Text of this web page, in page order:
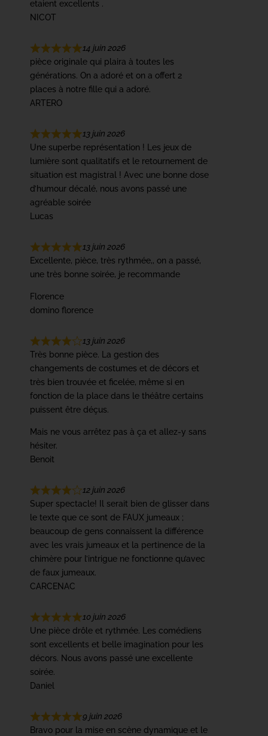
etaient excellents .
NICOT
14 juin 2026
pièce originale qui plaira à toutes les
générations. On a adoré et on a offert 2
places à notre fille qui a adoré.
ARTERO
13 juin 2026
Une superbe représentation ! Les jeux de
lumière sont qualitatifs et le retournement de
situation est magistral ! Avec une bonne dose
d’humour décalé, nous avons passé une
agréable soirée
Lucas
13 juin 2026
Excellente, pièce, très rythmée,, on a passé,
une très bonne soirée, je recommande
Florence
domino florence
13 juin 2026
Très bonne pièce. La gestion des
changements de costumes et de décors et
très bien trouvée et ficelée, même si en
fonction de la place dans le théâtre certains
puissent être déçus.
Mais ne vous arrêtez pas à ça et allez-y sans
hésiter.
Benoit
12 juin 2026
Super spectacle! Il serait bien de glisser dans
le texte que ce sont de FAUX jumeaux ;
beaucoup de gens connaissent la différence
avec les vrais jumeaux et la pertinence de la
chimère pour l’intrigue ne fonctionne qu’avec
de faux jumeaux.
CARCENAC
10 juin 2026
Une pièce drôle et rythmée. Les comédiens
sont excellents et belle imagination pour les
décors. Nous avons passé une excellente
soirée.
Daniel
9 juin 2026
Bravo pour la mise en scène dynamique et le